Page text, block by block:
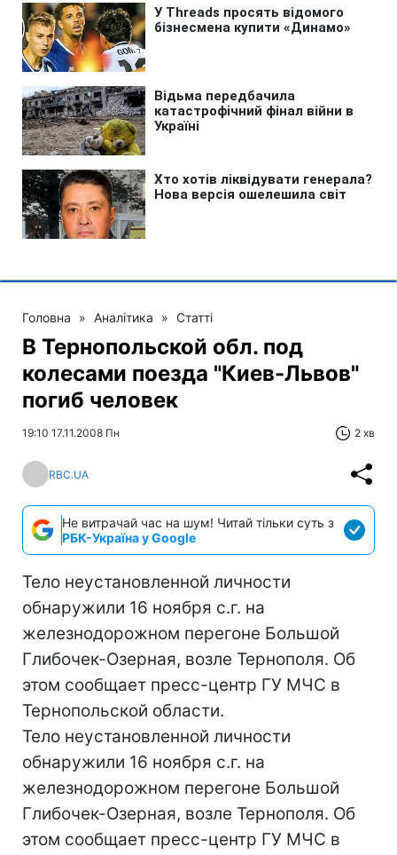
Головна » Аналітика » Статті
В Тернопольской обл. под
колесами поезда "Киев-Львов"
погиб человек
19:10 17.11.2008 Пн 2 хв
RBC.UA
Не витрачай час на шум! Читай тільки суть з
РБК-Україна у Google
Тело неустановленной личности
обнаружили 16 ноября с.г. на
железнодорожном перегоне Большой
Глибочек-Озерная, возле Тернополя. Об
этом сообщает пресс-центр ГУ МЧС в
Тернопольской области.
Тело неустановленной личности
обнаружили 16 ноября с.г. на
железнодорожном перегоне Большой
Глибочек-Озерная, возле Тернополя. Об
этом сообщает пресс-центр ГУ МЧС в